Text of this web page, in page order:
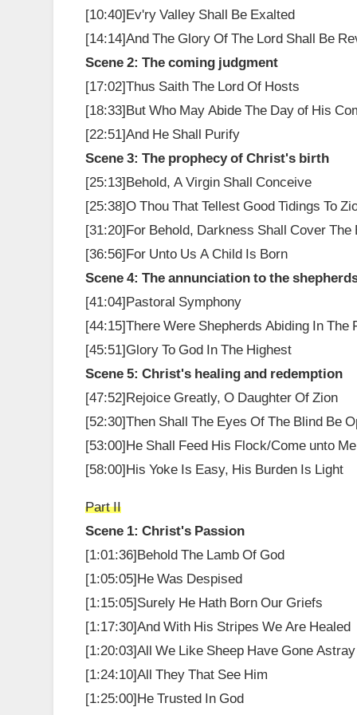
[10:40]Ev'ry Valley Shall Be Exalted
[14:14]And The Glory Of The Lord Shall Be
Scene 2: The coming judgment
[17:02]Thus Saith The Lord Of Hosts
[18:33]But Who May Abide The Day of His
[22:51]And He Shall Purify
Scene 3: The prophecy of Christ's birth
[25:13]Behold, A Virgin Shall Conceive
[25:38]O Thou That Tellest Good Tidings To
[31:20]For Behold, Darkness Shall Cover The
[36:56]For Unto Us A Child Is Born
Scene 4: The annunciation to the
[41:04]Pastoral Symphony
[44:15]There Were Shepherds Abiding In The
[45:51]Glory To God In The Highest
Scene 5: Christ's healing and redemption
[47:52]Rejoice Greatly, O Daughter Of Zion
[52:30]Then Shall The Eyes Of The Blind Be
[53:00]He Shall Feed His Flock/Come unto Me
[58:00]His Yoke Is Easy, His Burden Is Light
Part II
Scene 1: Christ's Passion
[1:01:36]Behold The Lamb Of God
[1:05:05]He Was Despised
[1:15:05]Surely He Hath Born Our Griefs
[1:17:30]And With His Stripes We Are Healed
[1:20:03]All We Like Sheep Have Gone Astray
[1:24:10]All They That See Him
[1:25:00]He Trusted In God